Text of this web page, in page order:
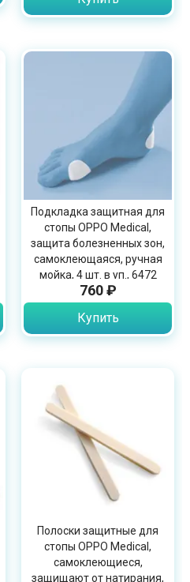
Подкладка защитная для
стопы OPPO Medical,
защита болезненных зон,
самоклеющаяся, ручная
мойка, 4 шт. в уп., 6472
760 ₽
Купить
Полоски защитные для
стопы OPPO Medical,
самоклеющиеся,
защищают от натирания,